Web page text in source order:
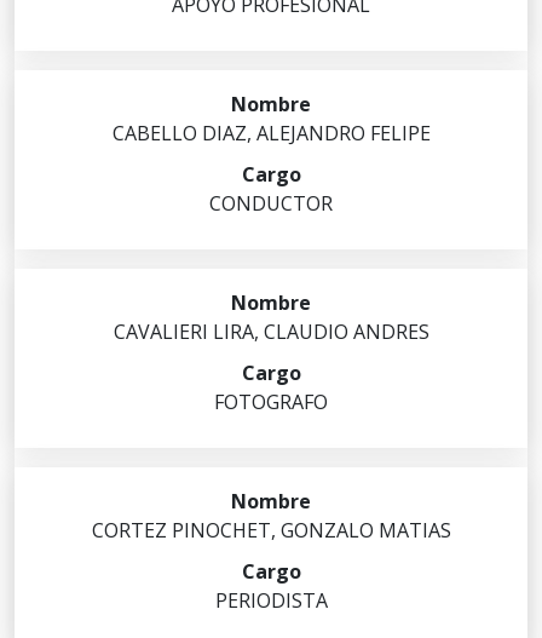
CABELLO DIAZ, ALEJANDRO FELIPE
CONDUCTOR
CAVALIERI LIRA, CLAUDIO ANDRES
FOTOGRAFO
CORTEZ PINOCHET, GONZALO MATIAS
PERIODISTA